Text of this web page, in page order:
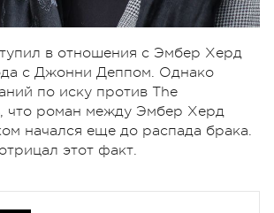
в отношения с Эмбер Херд
с Джонни Деппом. Однако
по иску против The
что роман между Эмбер Херд
начался еще до распада брака.
этот факт.